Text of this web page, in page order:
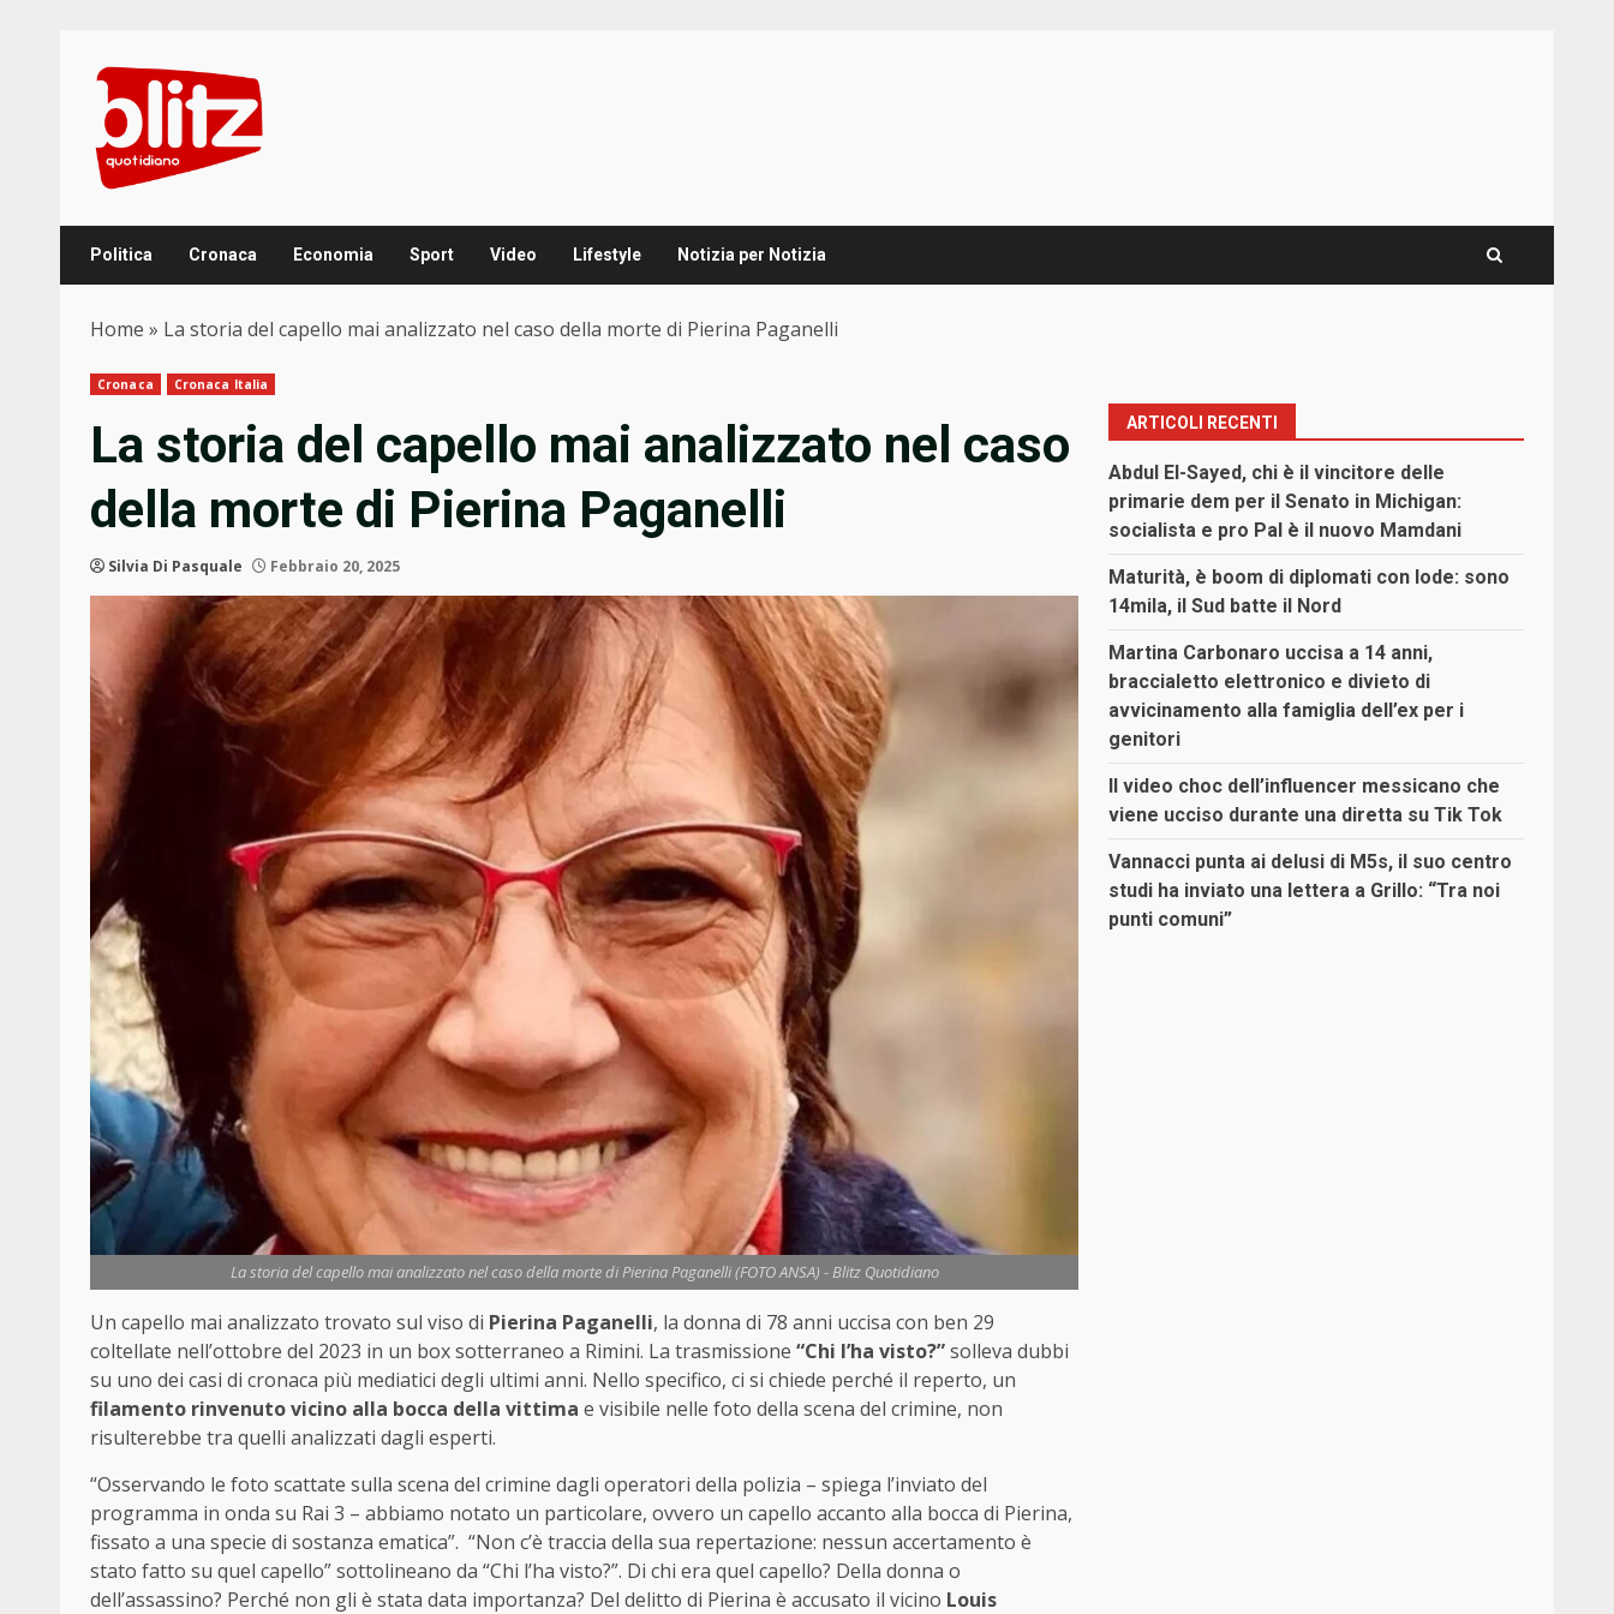
content
Politica Cronaca Economia Sport Video Lifestyle Notizia per Notizia
Home » La storia del capello mai analizzato nel caso della morte di Pierina Paganelli
Cronaca Cronaca Italia
La storia del capello mai analizzato nel caso
della morte di Pierina Paganelli
Silvia Di Pasquale Febbraio 20, 2025
La storia del capello mai analizzato nel caso della morte di Pierina Paganelli (FOTO ANSA) - Blitz Quotidiano
Un capello mai analizzato trovato sul viso di Pierina Paganelli, la donna di 78 anni uccisa con ben 29
coltellate nell’ottobre del 2023 in un box sotterraneo a Rimini. La trasmissione “Chi l’ha visto?”solleva dubbi
su uno dei casi di cronaca più mediatici degli ultimi anni. Nello specifico, ci si chiede perché il reperto, un
filamento rinvenuto vicino alla bocca della vittima e visibile nelle foto della scena del crimine, non
risulterebbe tra quelli analizzati dagli esperti.
“Osservando le foto scattate sulla scena del crimine dagli operatori della polizia – spiega l’inviato del
programma in onda su Rai 3 – abbiamo notato un particolare, ovvero un capello accanto alla bocca di Pierina,
fissato a una specie di sostanza ematica”. “Non c’è traccia della sua repertazione: nessun accertamento è
stato fatto su quel capello” sottolineano da “Chi l’ha visto?”. Di chi era quel capello? Della donna o
dell’assassino? Perché non gli è stata data importanza? Del delitto di Pierina è accusato il vicino Louis
ARTICOLI RECENTI
Abdul El-Sayed, chi è il vincitore delle
primarie dem per il Senato in Michigan:
socialista e pro Pal è il nuovo Mamdani
Maturità, è boom di diplomati con lode: sono
14mila, il Sud batte il Nord
Martina Carbonaro uccisa a 14 anni,
braccialetto elettronico e divieto di
avvicinamento alla famiglia dell’ex per i
genitori
Il video choc dell’influencer messicano che
viene ucciso durante una diretta su Tik Tok
Vannacci punta ai delusi di M5s, il suo centro
studi ha inviato una lettera a Grillo: “Tra noi
punti comuni”